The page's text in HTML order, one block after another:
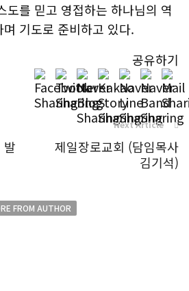
도를 믿고 영접하는 하나님의 역
기도로 준비하고 있다.
공유하기
발
Next Article
제일장로교회 (담임목사
김기석)
FROM AUTHOR